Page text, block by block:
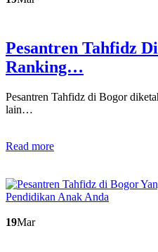
Pesantren Tahfidz
Ranking…
Pesantren Tahfidz di Bogor
lain…
Read more
19Mar